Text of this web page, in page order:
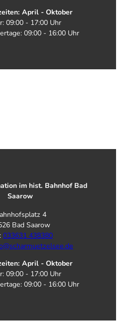
April - Oktober
09:00 - 17:00 Uhr
09:00 - 16:00 Uhr
im hist. Bahnhof Bad
Saarow
4
Bad Saarow
033631 438380
April - Oktober
09:00 - 17:00 Uhr
09:00 - 16:00 Uhr